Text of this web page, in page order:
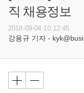
직 채용정보
2018-09-04 10:12:45
강용규 기자 -